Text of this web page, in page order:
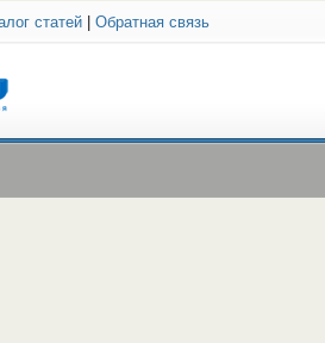
статей Обратная связь